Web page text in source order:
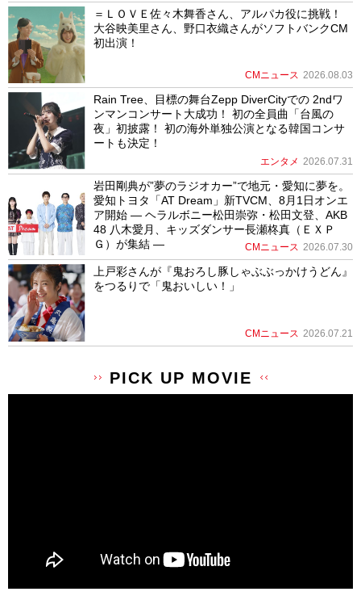
＝ＬＯＶＥ佐々木舞香さん、アルパカ役に挑戦！
大谷映美里さん、野口衣織さんがソフトバンクCM
初出演！
CMニュース 2026.08.03
Rain Tree、目標の舞台Zepp DiverCityでの 2ndワ
ンマンコンサート大成功！ 初の全員曲「台風の
夜」初披露！ 初の海外単独公演となる韓国コンサ
ートも決定！
エンタメ 2026.07.31
岩田剛典が”夢のラジオカー”で地元・愛知に夢を。
愛知トヨタ「AT Dream」新TVCM、8月1日オンエ
ア開始 ― ヘラルボニー松田崇弥・松田文登、AKB
48 八木愛月、キッズダンサー長瀬柊真（ＥＸＰ
Ｇ）が集結 ―
CMニュース 2026.07.30
上戸彩さんが『鬼おろし豚しゃぶぶっかけうどん』
をつるりで「鬼おいしい！」
CMニュース 2026.07.21
PICK UP MOVIE